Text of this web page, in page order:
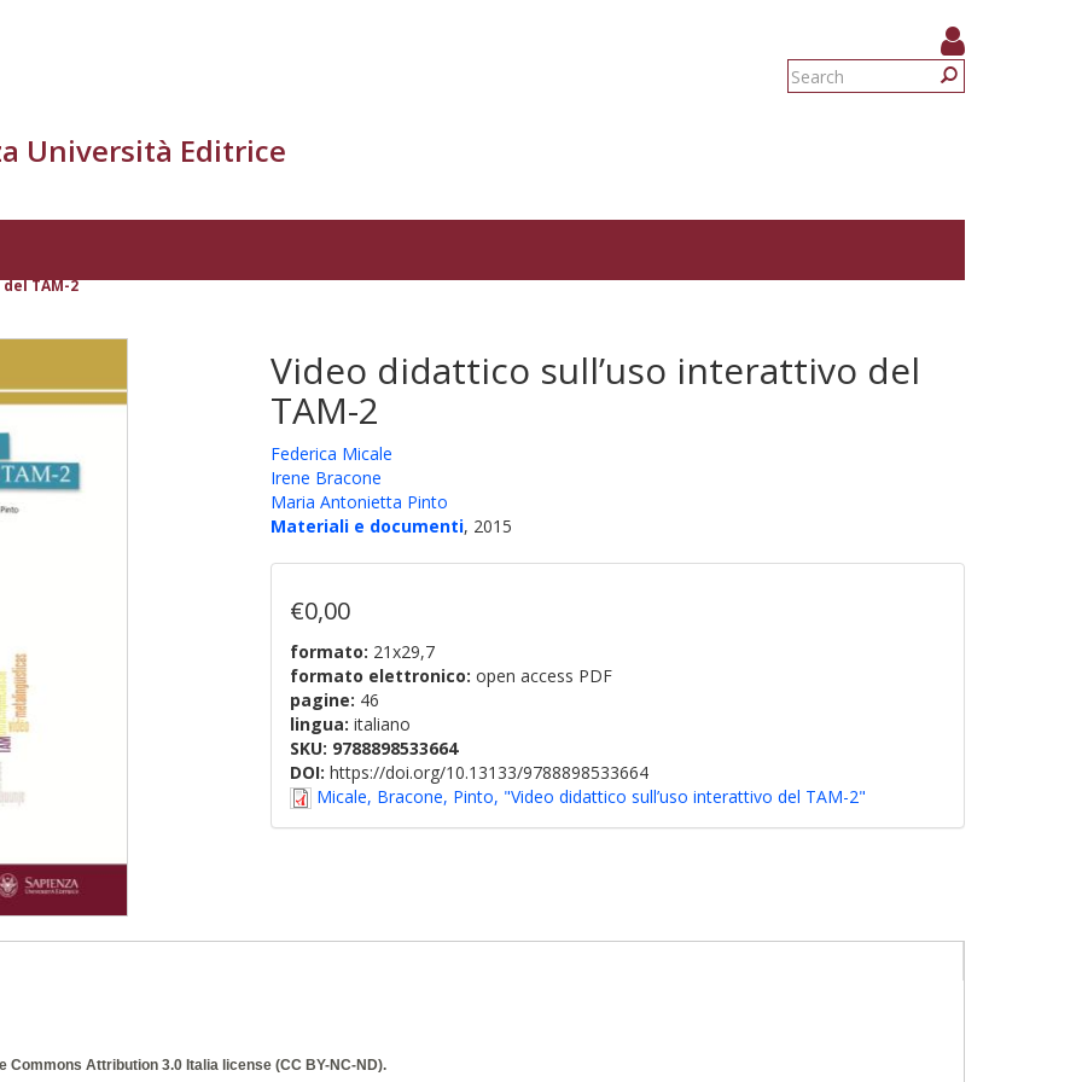
Search
Università Editrice
TAM-2
Video didattico sull’uso interattivo del
TAM-2
Federica Micale
Irene Bracone
Maria Antonietta Pinto
Materiali e documenti, 2015
€0,00
formato: 21x29,7
formato elettronico: open access PDF
pagine: 46
lingua: italiano
SKU: 9788898533664
DOI: https://doi.org/10.13133/9788898533664
Micale, Bracone, Pinto, "Video didattico sull’uso interattivo del TAM-2"
Commons Attribution 3.0 Italia license (CC BY-NC-ND).